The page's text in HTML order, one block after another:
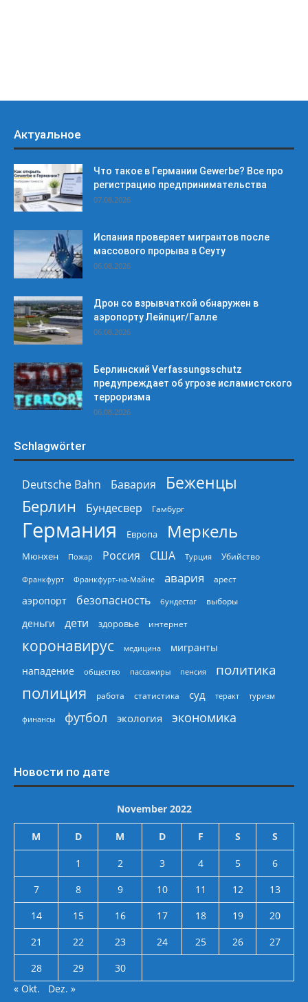
Актуальное
Что такое в Германии Gewerbe? Все про
регистрацию предпринимательства
07.08.2026
Испания проверяет мигрантов после
массового прорыва в Сеуту
06.08.2026
Дрон со взрывчаткой обнаружен в
аэропорту Лейпциг/Галле
06.08.2026
Берлинский Verfassungsschutz
предупреждает об угрозе исламистского
терроризма
06.08.2026
Schlagwörter
Deutsche Bahn Бавария
Беженцы
Берлин
Бундесвер Гамбург
Германия Европа Меркель
Мюнхен Пожар Россия США Турция Убийство
Франкфурт Франкфурт-на-Майне авария арест
аэропорт безопасность бундестаг выборы
деньги дети здоровье интернет
коронавирус медицина
мигранты
нападение
общество пассажиры пенсия политика
полиция работа статистика суд теракт туризм
финансы футбол экология экономика
Новости по дате
November 2022
M D M D F S S
1 2 3 4 5
6
7
8 9 10 11 12
13
14
15 16 17 18 19
20
21
22 23 24 25 26
27
28
29
30
« Okt.
Dez. »